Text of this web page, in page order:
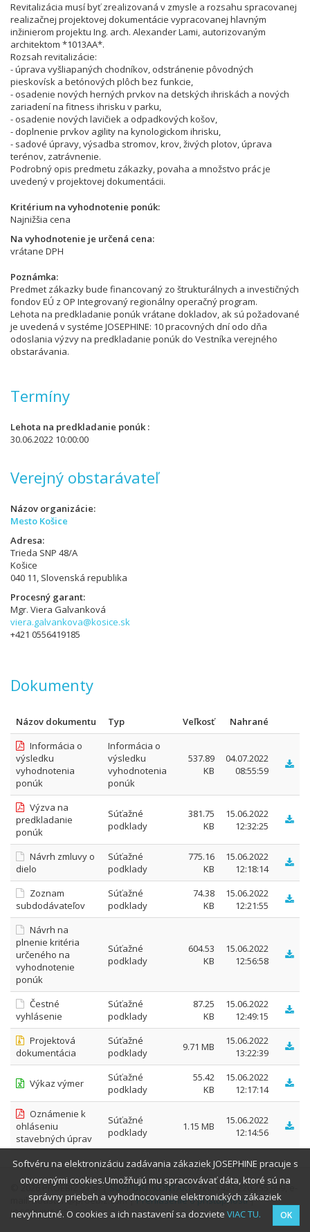
Revitalizácia musí byť zrealizovaná v zmysle a rozsahu spracovanej
realizačnej projektovej dokumentácie vypracovanej hlavným
inžinierom projektu Ing. arch. Alexander Lami, autorizovaným
architektom *1013AA*.
Rozsah revitalizácie:
- úprava vyšliapaných chodníkov, odstránenie pôvodných
pieskovísk a betónových plôch bez funkcie,
- osadenie nových herných prvkov na detských ihriskách a nových
zariadení na fitness ihrisku v parku,
- osadenie nových lavičiek a odpadkových košov,
- doplnenie prvkov agility na kynologickom ihrisku,
- sadové úpravy, výsadba stromov, krov, živých plotov, úprava
terénov, zatrávnenie.
Podrobný opis predmetu zákazky, povaha a množstvo prác je
uvedený v projektovej dokumentácii.
Kritérium na vyhodnotenie ponúk
Najnižšia cena
Na vyhodnotenie je určená cena
vrátane DPH
Poznámka
Predmet zákazky bude financovaný zo štrukturálnych a investičných
fondov EÚ z OP Integrovaný regionálny operačný program.
Lehota na predkladanie ponúk vrátane dokladov, ak sú požadované
je uvedená v systéme JOSEPHINE: 10 pracovných dní odo dňa
odoslania výzvy na predkladanie ponúk do Vestníka verejného
obstarávania.
Termíny
Lehota na predkladanie ponúk
30.06.2022 10:00:00
Verejný obstarávateľ
Názov organizácie
Mesto Košice
Adresa
Trieda SNP 48/A
Košice
040 11, Slovenská republika
Procesný garant
Mgr. Viera Galvanková
viera.galvankova@kosice.sk
+421 0556419185
Dokumenty
Názov dokumentu Typ Veľkosť
Nahrané
Informácia o
výsledku
vyhodnotenia
ponúk
Informácia o
výsledku
vyhodnotenia
ponúk
537.89
KB
04.07.2022
08:55:59
Výzva na
predkladanie
ponúk
Súťažné
podklady
381.75
KB
15.06.2022
12:32:25
Návrh zmluvy o
dielo
Súťažné
podklady
775.16
KB
15.06.2022
12:18:14
Zoznam
subdodávateľov
Súťažné
podklady
74.38
KB
15.06.2022
12:21:55
Návrh na
plnenie kritéria
určeného na
vyhodnotenie
ponúk
Súťažné
podklady
604.53
KB
15.06.2022
12:56:58
Čestné
vyhlásenie
Súťažné
podklady
87.25
KB
15.06.2022
12:49:15
Projektová
dokumentácia
Súťažné
podklady
9.71 MB
15.06.2022
13:22:39
Výkaz výmer
Súťažné
podklady
55.42
KB
15.06.2022
12:17:14
Oznámenie k
ohláseniu
stavebných úprav
Súťažné
podklady
1.15 MB
15.06.2022
12:14:56
© 2026 PROEBIZ s.r.o. |SUPPORT/KONTAKT - tel.: +421 220 255 999, e-
mail: houston@proebiz.com |Prehlásenie o prístupnosti|
JOSEPHINE 2.3
Softvéru na elektronizáciu zadávania zákaziek JOSEPHINE pracuje s
otvorenými cookies.Umožňujú mu spracovávať dáta, ktoré sú na
správny priebeh a vyhodnocovanie elektronických zákaziek
nevyhnutné. O cookies a ich nastavení sa dozviete VIAC TU. OK